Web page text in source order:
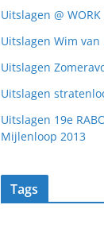
Uitslagen @
Uitslagen Wim van
Uitslagen
Uitslagen
Uitslagen 19e
Mijlenloop 2013
Tags